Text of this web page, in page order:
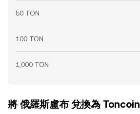
50 TON
100 TON
1,000 TON
將 俄羅斯盧布 兌換為 Toncoin